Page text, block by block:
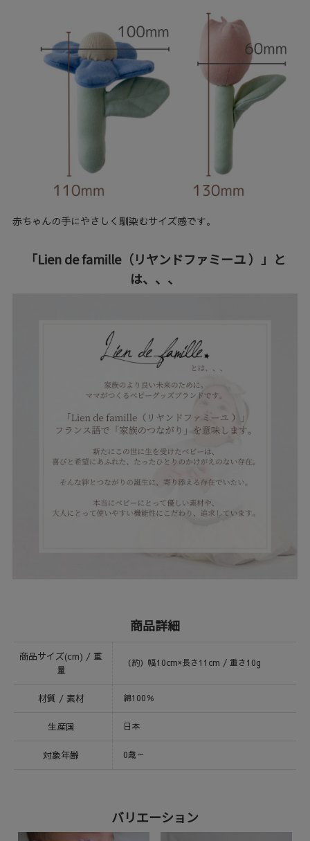
赤ちゃんの手にやさしく馴染むサイズ感です。
「Lien de famille（リヤンドファミーユ ）」と
は、、、
商品詳細
商品サイズ(cm) / 重
量
（約）幅10cm×長さ11cm / 重さ10g
材質 / 素材 綿100％
生産国 日本
対象年齢 0歳～
バリエーション